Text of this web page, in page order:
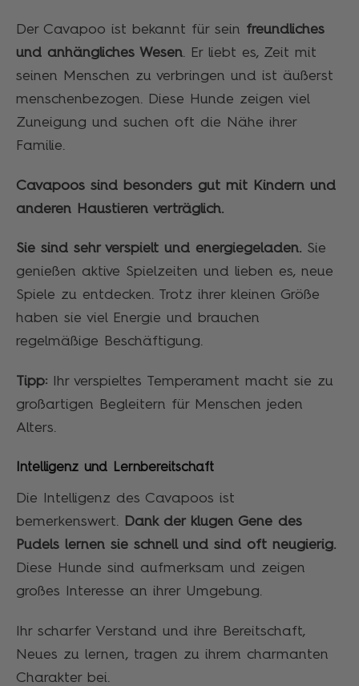
Der Cavapoo ist bekannt für sein freundliches
und anhängliches Wesen. Er liebt es, Zeit mit
seinen Menschen zu verbringen und ist äußerst
menschenbezogen. Diese Hunde zeigen viel
Zuneigung und suchen oft die Nähe ihrer
Familie.
Cavapoos sind besonders gut mit Kindern und
anderen Haustieren verträglich.
Sie sind sehr verspielt und energiegeladen. Sie
genießen aktive Spielzeiten und lieben es, neue
Spiele zu entdecken. Trotz ihrer kleinen Größe
haben sie viel Energie und brauchen
regelmäßige Beschäftigung.
Tipp: Ihr verspieltes Temperament macht sie zu
großartigen Begleitern für Menschen jeden
Alters.
Intelligenz und Lernbereitschaft
Die Intelligenz des Cavapoos ist
bemerkenswert.
Dank der klugen Gene des
Pudels lernen sie schnell und sind oft neugierig.
Diese Hunde sind aufmerksam und zeigen
großes Interesse an ihrer Umgebung.
Ihr scharfer Verstand und ihre Bereitschaft,
Neues zu lernen, tragen zu ihrem charmanten
Charakter bei.